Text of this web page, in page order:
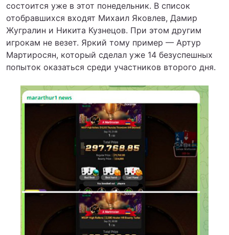
состоится уже в этот понедельник. В список
отобравшихся входят Михаил Яковлев, Дамир
Жугралин и Никита Кузнецов. При этом другим
игрокам не везет. Яркий тому пример — Артур
Мартиросян, который сделал уже 14 безуспешных
попыток оказаться среди участников второго дня.